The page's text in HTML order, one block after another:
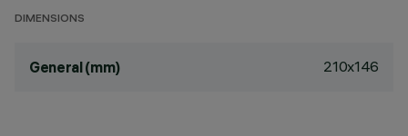
DIMENSIONS
General (mm) 210x146